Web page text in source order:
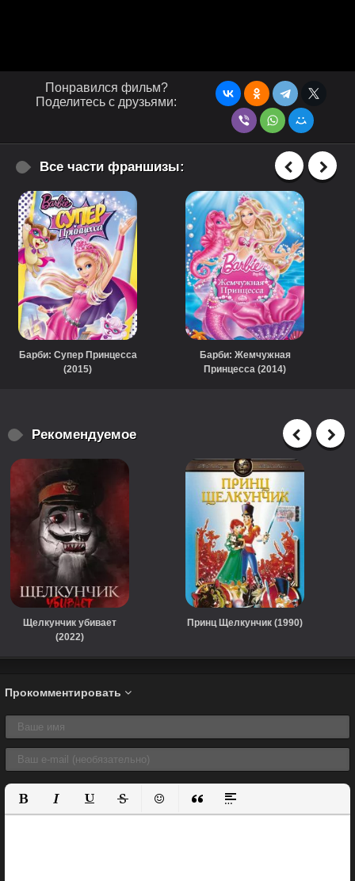
Понравился фильм?
Поделитесь с друзьями:
Все части франшизы:
Барби: Супер Принцесса
(2015)
Барби: Жемчужная
Принцесса (2014)
Рекомендуемое
Щелкунчик убивает
(2022)
Принц Щелкунчик (1990)
Прокомментировать
Полужирный
КурсивПодчеркнутый
ЗачеркнутыйВставить смайлик
Вставка цитаты
Вставка спойлера